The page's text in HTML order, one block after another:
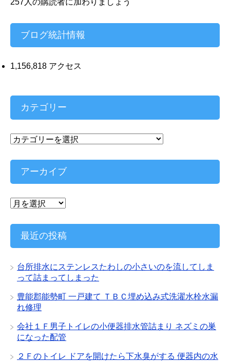
ド
ス
257人の購読者に加わりましょう
ブログ統計情報
1,156,818 アクセス
カテゴリー
カ
ゴ
ー
アーカイブ
ア
カ
ブ
最近の投稿
台所排水にステンレスたわしの小さいのを流してしま
って詰まってしまった
豊能郡能勢町 一戸建て ＴＢＣ埋め込み式洗濯水栓水漏
れ修理
会社１Ｆ男子トイレの小便器排水管詰まり ネズミの巣
になった配管
２Ｆのトイレ ドアを開けたら下水臭がする 便器内の水